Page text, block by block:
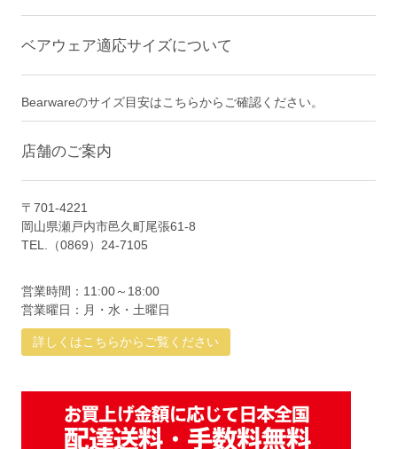
ベアウェア適応サイズについて
Bearwareのサイズ目安はこちらからご確認ください。
店舗のご案内
〒701-4221
岡山県瀬戸内市邑久町尾張61-8
TEL.（0869）24-7105
営業時間：11:00～18:00
営業曜日：月・水・土曜日
詳しくはこちらからご覧ください